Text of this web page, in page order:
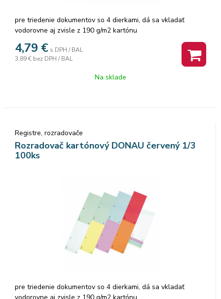
pre triedenie dokumentov so 4 dierkami, dá sa vkladať
vodorovne aj zvisle z 190 g/m2 kartónu
4,79 € s DPH / BAL
3,89 € bez DPH / BAL
Na sklade
Registre, rozradovače
Rozradovač kartónový DONAU červený 1/3
100ks
pre triedenie dokumentov so 4 dierkami, dá sa vkladať
vodorovne aj zvisle z 190 g/m2 kartónu